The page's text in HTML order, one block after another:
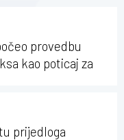
provedbu
kao poticaj za
prijedloga